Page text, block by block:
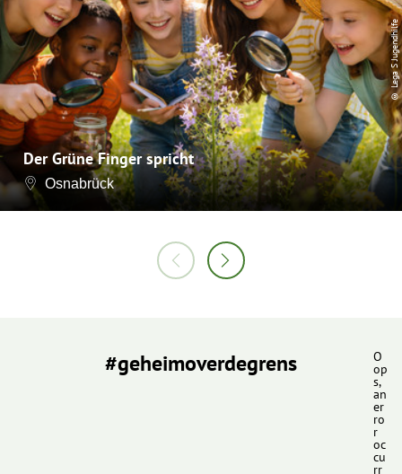
Der Grüne Finger spricht
Osnabrück
© Lega S Jugendhilfe
#geheimoverdegrens O
op
s,
an
er
ro
r
oc
cu
rr